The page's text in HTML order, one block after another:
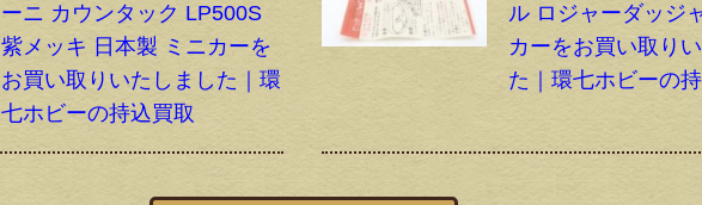
ーニ カウンタック LP500S
紫メッキ 日本製 ミニカーを
お買い取りいたしました｜環
七ホビーの持込買取
ル ロジャーダッジ
カーをお買い取り
た｜環七ホビーの